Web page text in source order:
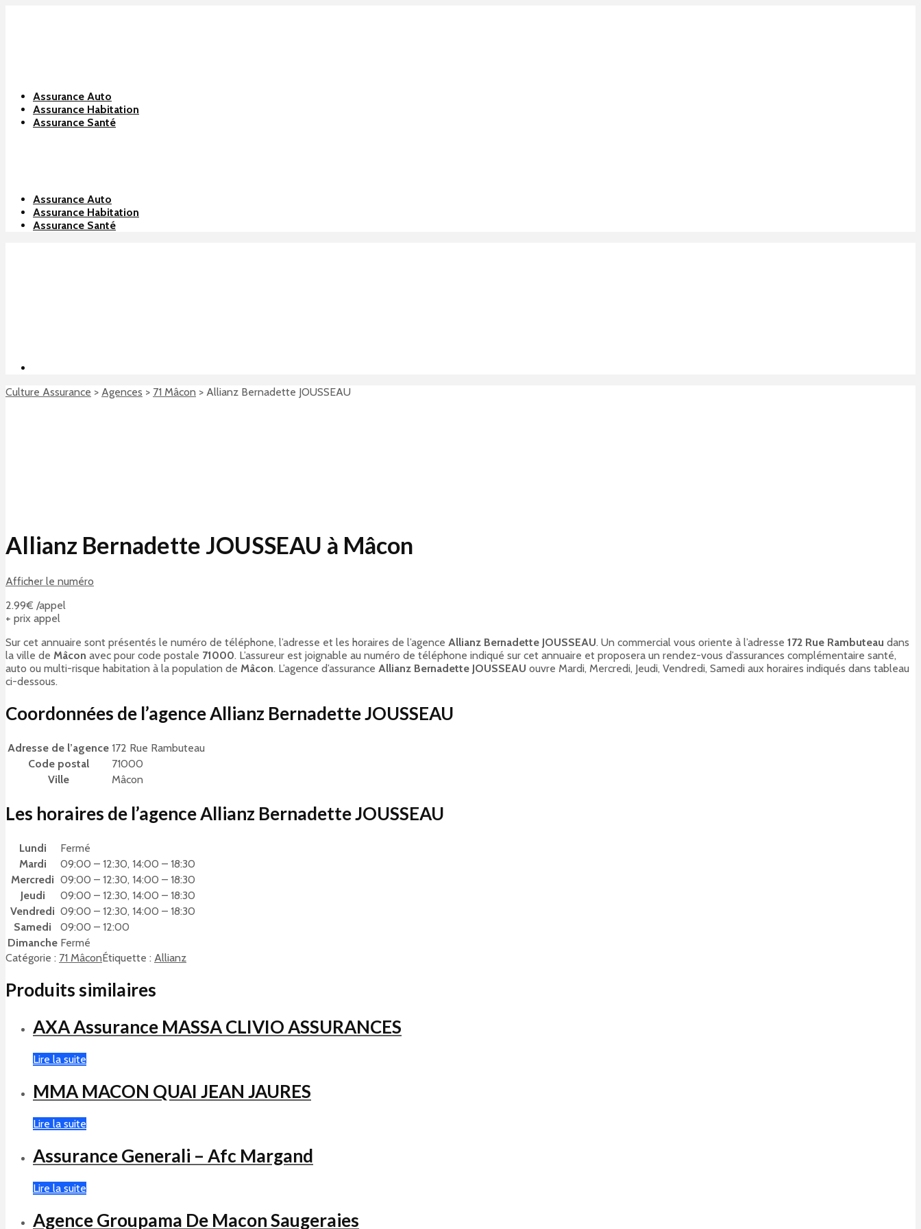
Assurance Auto
Assurance Habitation
Assurance Santé
Assurance Auto
Assurance Habitation
Assurance Santé
Culture Assurance > Agences > 71 Mâcon > Allianz Bernadette JOUSSEAU
Allianz Bernadette JOUSSEAU à Mâcon
Afficher le numéro
2.99€ /appel
+ prix appel
Sur cet annuaire sont présentés le numéro de téléphone, l’adresse et les horaires de l’agence Allianz Bernadette JOUSSEAU. Un commercial vous oriente à l’adresse 172 Rue Rambuteau dans
la ville de Mâcon avec pour code postale 71000. L’assureur est joignable au numéro de téléphone indiqué sur cet annuaire et proposera un rendez-vous d’assurances complémentaire santé,
auto ou multi-risque habitation à la population de Mâcon. L’agence d’assurance Allianz Bernadette JOUSSEAU ouvre Mardi, Mercredi, Jeudi, Vendredi, Samedi aux horaires indiqués dans tableau
ci-dessous.
Coordonnées de l’agence Allianz Bernadette JOUSSEAU
Adresse de l’agence 172 Rue Rambuteau
Code postal
71000
Ville
Mâcon
Les horaires de l’agence Allianz Bernadette JOUSSEAU
Lundi
Fermé
Mardi
09:00 – 12:30, 14:00 – 18:30
Mercredi 09:00 – 12:30, 14:00 – 18:30
Jeudi
09:00 – 12:30, 14:00 – 18:30
Vendredi 09:00 – 12:30, 14:00 – 18:30
Samedi
09:00 – 12:00
Dimanche Fermé
Catégorie : 71 MâconÉtiquette : Allianz
Produits similaires
AXA Assurance MASSA CLIVIO ASSURANCES
Lire la suite
MMA MACON QUAI JEAN JAURES
Lire la suite
Assurance Generali – Afc Margand
Lire la suite
Agence Groupama De Macon Saugeraies